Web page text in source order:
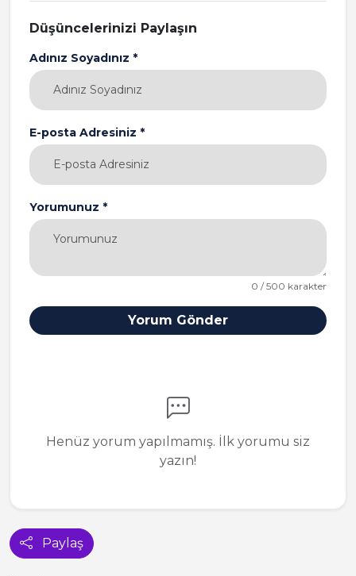
Paylaş
Düşüncelerinizi Paylaşın
Adınız Soyadınız *
E-posta Adresiniz *
Yorumunuz *
0 / 500 karakter
Yorum Gönder
Henüz yorum yapılmamış. İlk yorumu siz
yazın!